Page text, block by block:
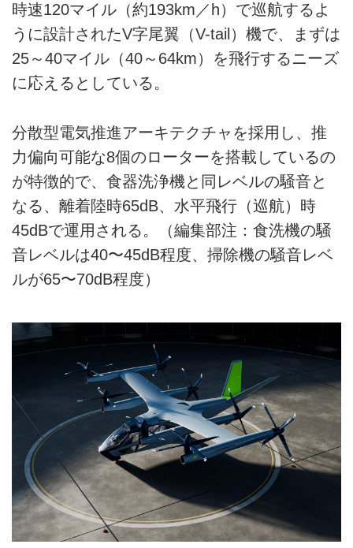
時速120マイル（約193km／h）で巡航するよ
うに設計されたV字尾翼（V-tail）機で、まずは
25～40マイル（40～64km）を飛行するニーズ
に応えるとしている。
分散型電気推進アーキテクチャを採用し、推
力偏向可能な8個のローターを搭載しているの
が特徴的で、食器洗浄機と同レベルの騒音と
なる、離着陸時65dB、水平飛行（巡航）時
45dBで運用される。（編集部注：食洗機の騒
音レベルは40〜45dB程度、掃除機の騒音レベ
ルが65〜70dB程度）